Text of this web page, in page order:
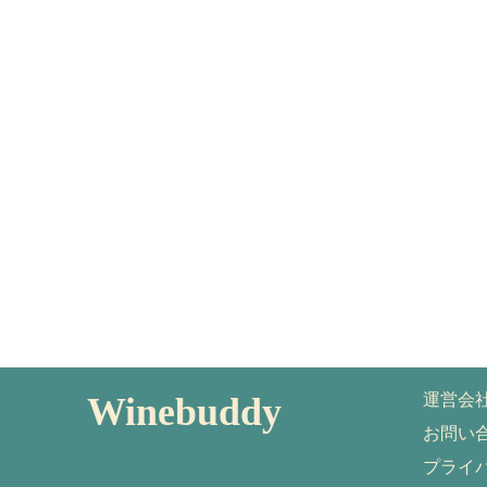
Winebuddy
運営会
お問い
プライ